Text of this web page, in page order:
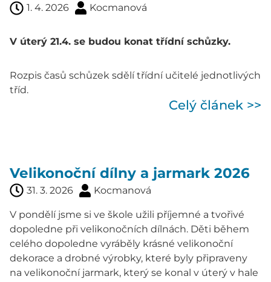
1. 4. 2026 Kocmanová
V úterý 21.4. se budou konat třídní schůzky.
Rozpis časů schůzek sdělí třídní učitelé jednotlivých
tříd.
Celý článek >>
Velikonoční dílny a jarmark 2026
31. 3. 2026 Kocmanová
V pondělí jsme si ve škole užili příjemné a tvořivé
dopoledne při velikonočních dílnách. Děti během
celého dopoledne vyráběly krásné velikonoční
dekorace a drobné výrobky, které byly připraveny
na velikonoční jarmark, který se konal v úterý v hale